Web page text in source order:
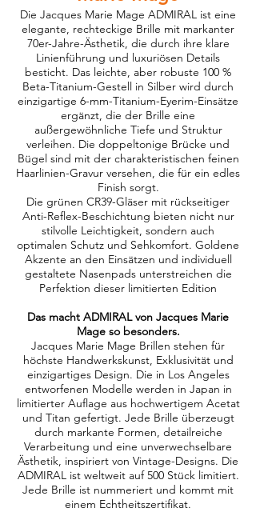
Die Jacques Marie Mage ADMIRAL ist eine
elegante, rechteckige Brille mit markanter
70er-Jahre-Ästhetik, die durch ihre klare
Linienführung und luxuriösen Details
besticht. Das leichte, aber robuste 100 %
Beta-Titanium-Gestell in Silber wird durch
einzigartige 6-mm-Titanium-Eyerim-Einsätze
ergänzt, die der Brille eine
außergewöhnliche Tiefe und Struktur
verleihen. Die doppeltonige Brücke und
Bügel sind mit der charakteristischen feinen
Haarlinien-Gravur versehen, die für ein edles
Finish sorgt.
Die grünen CR39-Gläser mit rückseitiger
Anti-Reflex-Beschichtung bieten nicht nur
stilvolle Leichtigkeit, sondern auch
optimalen Schutz und Sehkomfort. Goldene
Akzente an den Einsätzen und individuell
gestaltete Nasenpads unterstreichen die
Perfektion dieser limitierten Edition
Das macht ADMIRAL von Jacques Marie
Mage so besonders.
Jacques Marie Mage Brillen stehen für
höchste Handwerkskunst, Exklusivität und
einzigartiges Design. Die in Los Angeles
entworfenen Modelle werden in Japan in
limitierter Auflage aus hochwertigem Acetat
und Titan gefertigt. Jede Brille überzeugt
durch markante Formen, detailreiche
Verarbeitung und eine unverwechselbare
Ästhetik, inspiriert von Vintage-Designs. Die
ADMIRAL ist weltweit auf 500 Stück limitiert.
Jede Brille ist nummeriert und kommt mit
einem Echtheitszertifikat.